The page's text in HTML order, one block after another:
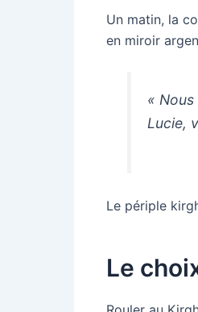
Un matin, la
en miroir
«
Lucie,
Le périple
Le